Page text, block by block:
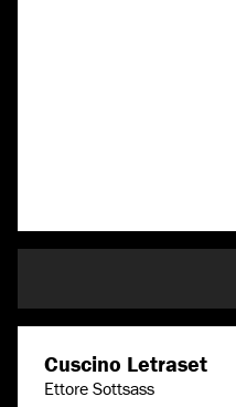
Cuscino Letraset
Ettore Sottsass